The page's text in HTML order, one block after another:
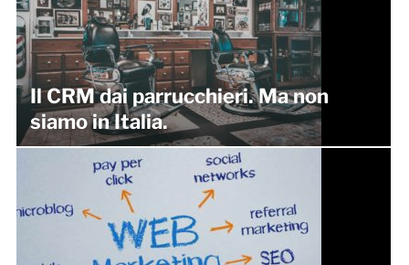
Il CRM dai parrucchieri. Ma non
siamo in Italia.